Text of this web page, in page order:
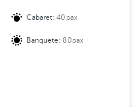
Cabaret:40pax
Banquete:80pax